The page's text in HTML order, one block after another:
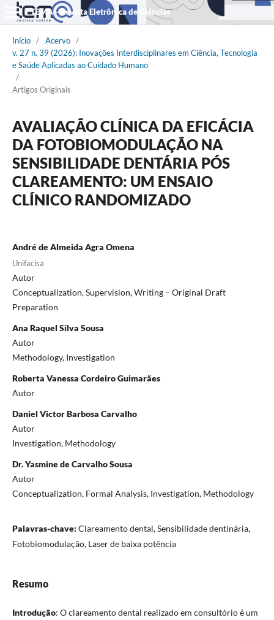
TEMA - Revista Eletrônica de Ciências
Início / Acervo /
v. 27 n. 39 (2026): Inovações Interdisciplinares em Ciência, Tecnologia
e Saúde Aplicadas ao Cuidado Humano
/
Artigos Originais
AVALIAÇÃO CLÍNICA DA EFICÁCIA
DA FOTOBIOMODULAÇÃO NA
SENSIBILIDADE DENTÁRIA PÓS
CLAREAMENTO: UM ENSAIO
CLÍNICO RANDOMIZADO
André de Almeida Agra Omena
Unifacisa
Autor
Conceptualization Supervision Writing – Original Draft
Preparation
Ana Raquel Silva Sousa
Autor
Methodology Investigation
Roberta Vanessa Cordeiro Guimarães
Autor
Daniel Victor Barbosa Carvalho
Autor
Investigation Methodology
Dr. Yasmine de Carvalho Sousa
Autor
Conceptualization Formal Analysis Investigation Methodology
Palavras-chave: Clareamento dental, Sensibilidade dentinária,
Fotobiomodulação, Laser de baixa potência
Resumo
Introdução: O clareamento dental realizado em consultório é um